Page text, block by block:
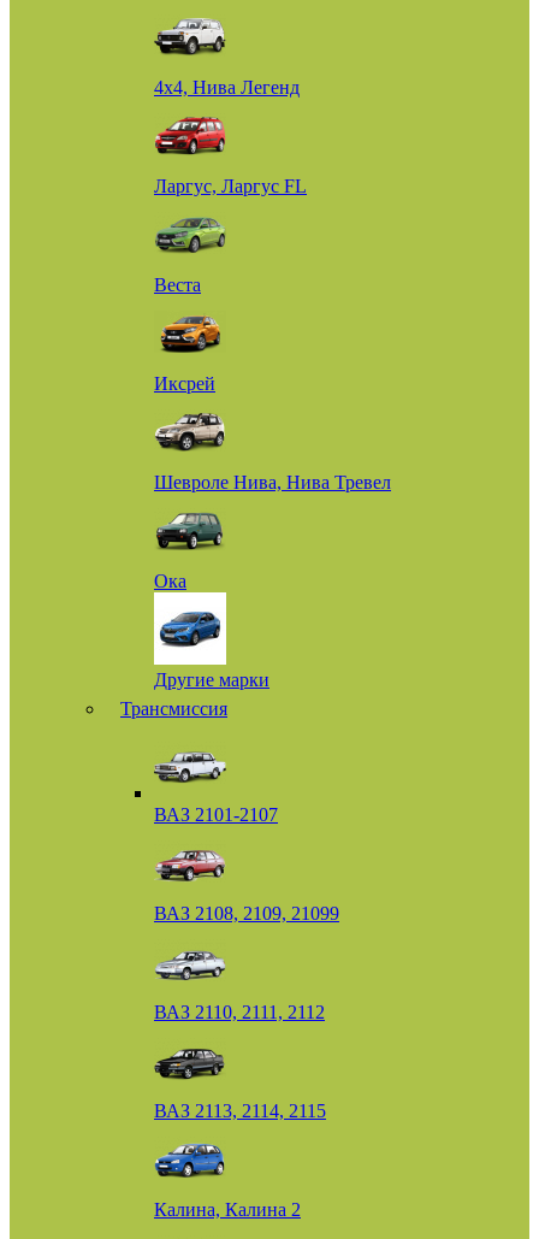
4х4, Нива Легенд
Ларгус, Ларгус FL
Веста
Иксрей
Шевроле Нива, Нива Тревел
Ока
Другие марки
Трансмиссия
ВАЗ 2101-2107
ВАЗ 2108, 2109, 21099
ВАЗ 2110, 2111, 2112
ВАЗ 2113, 2114, 2115
Калина, Калина 2